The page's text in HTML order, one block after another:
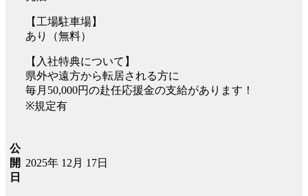
【工場駐車場】
あり（無料）
【入社特典について】
県外や遠方から転居される方に
毎月50,000円の赴任応援金の支給があります！
※規定有
公
開
日
2025年 12月 17日